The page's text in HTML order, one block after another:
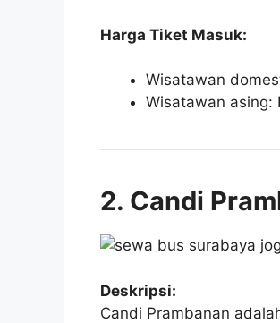
Harga Tiket Masuk:
Wisatawan
Wisatawan asing:
2. Candi
Deskripsi:
Candi Prambanan